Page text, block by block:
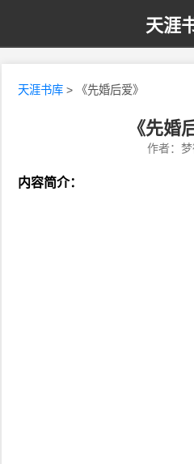
天涯
天涯书库 > 《先婚后爱》
《先婚
作者：梦
内容简介：